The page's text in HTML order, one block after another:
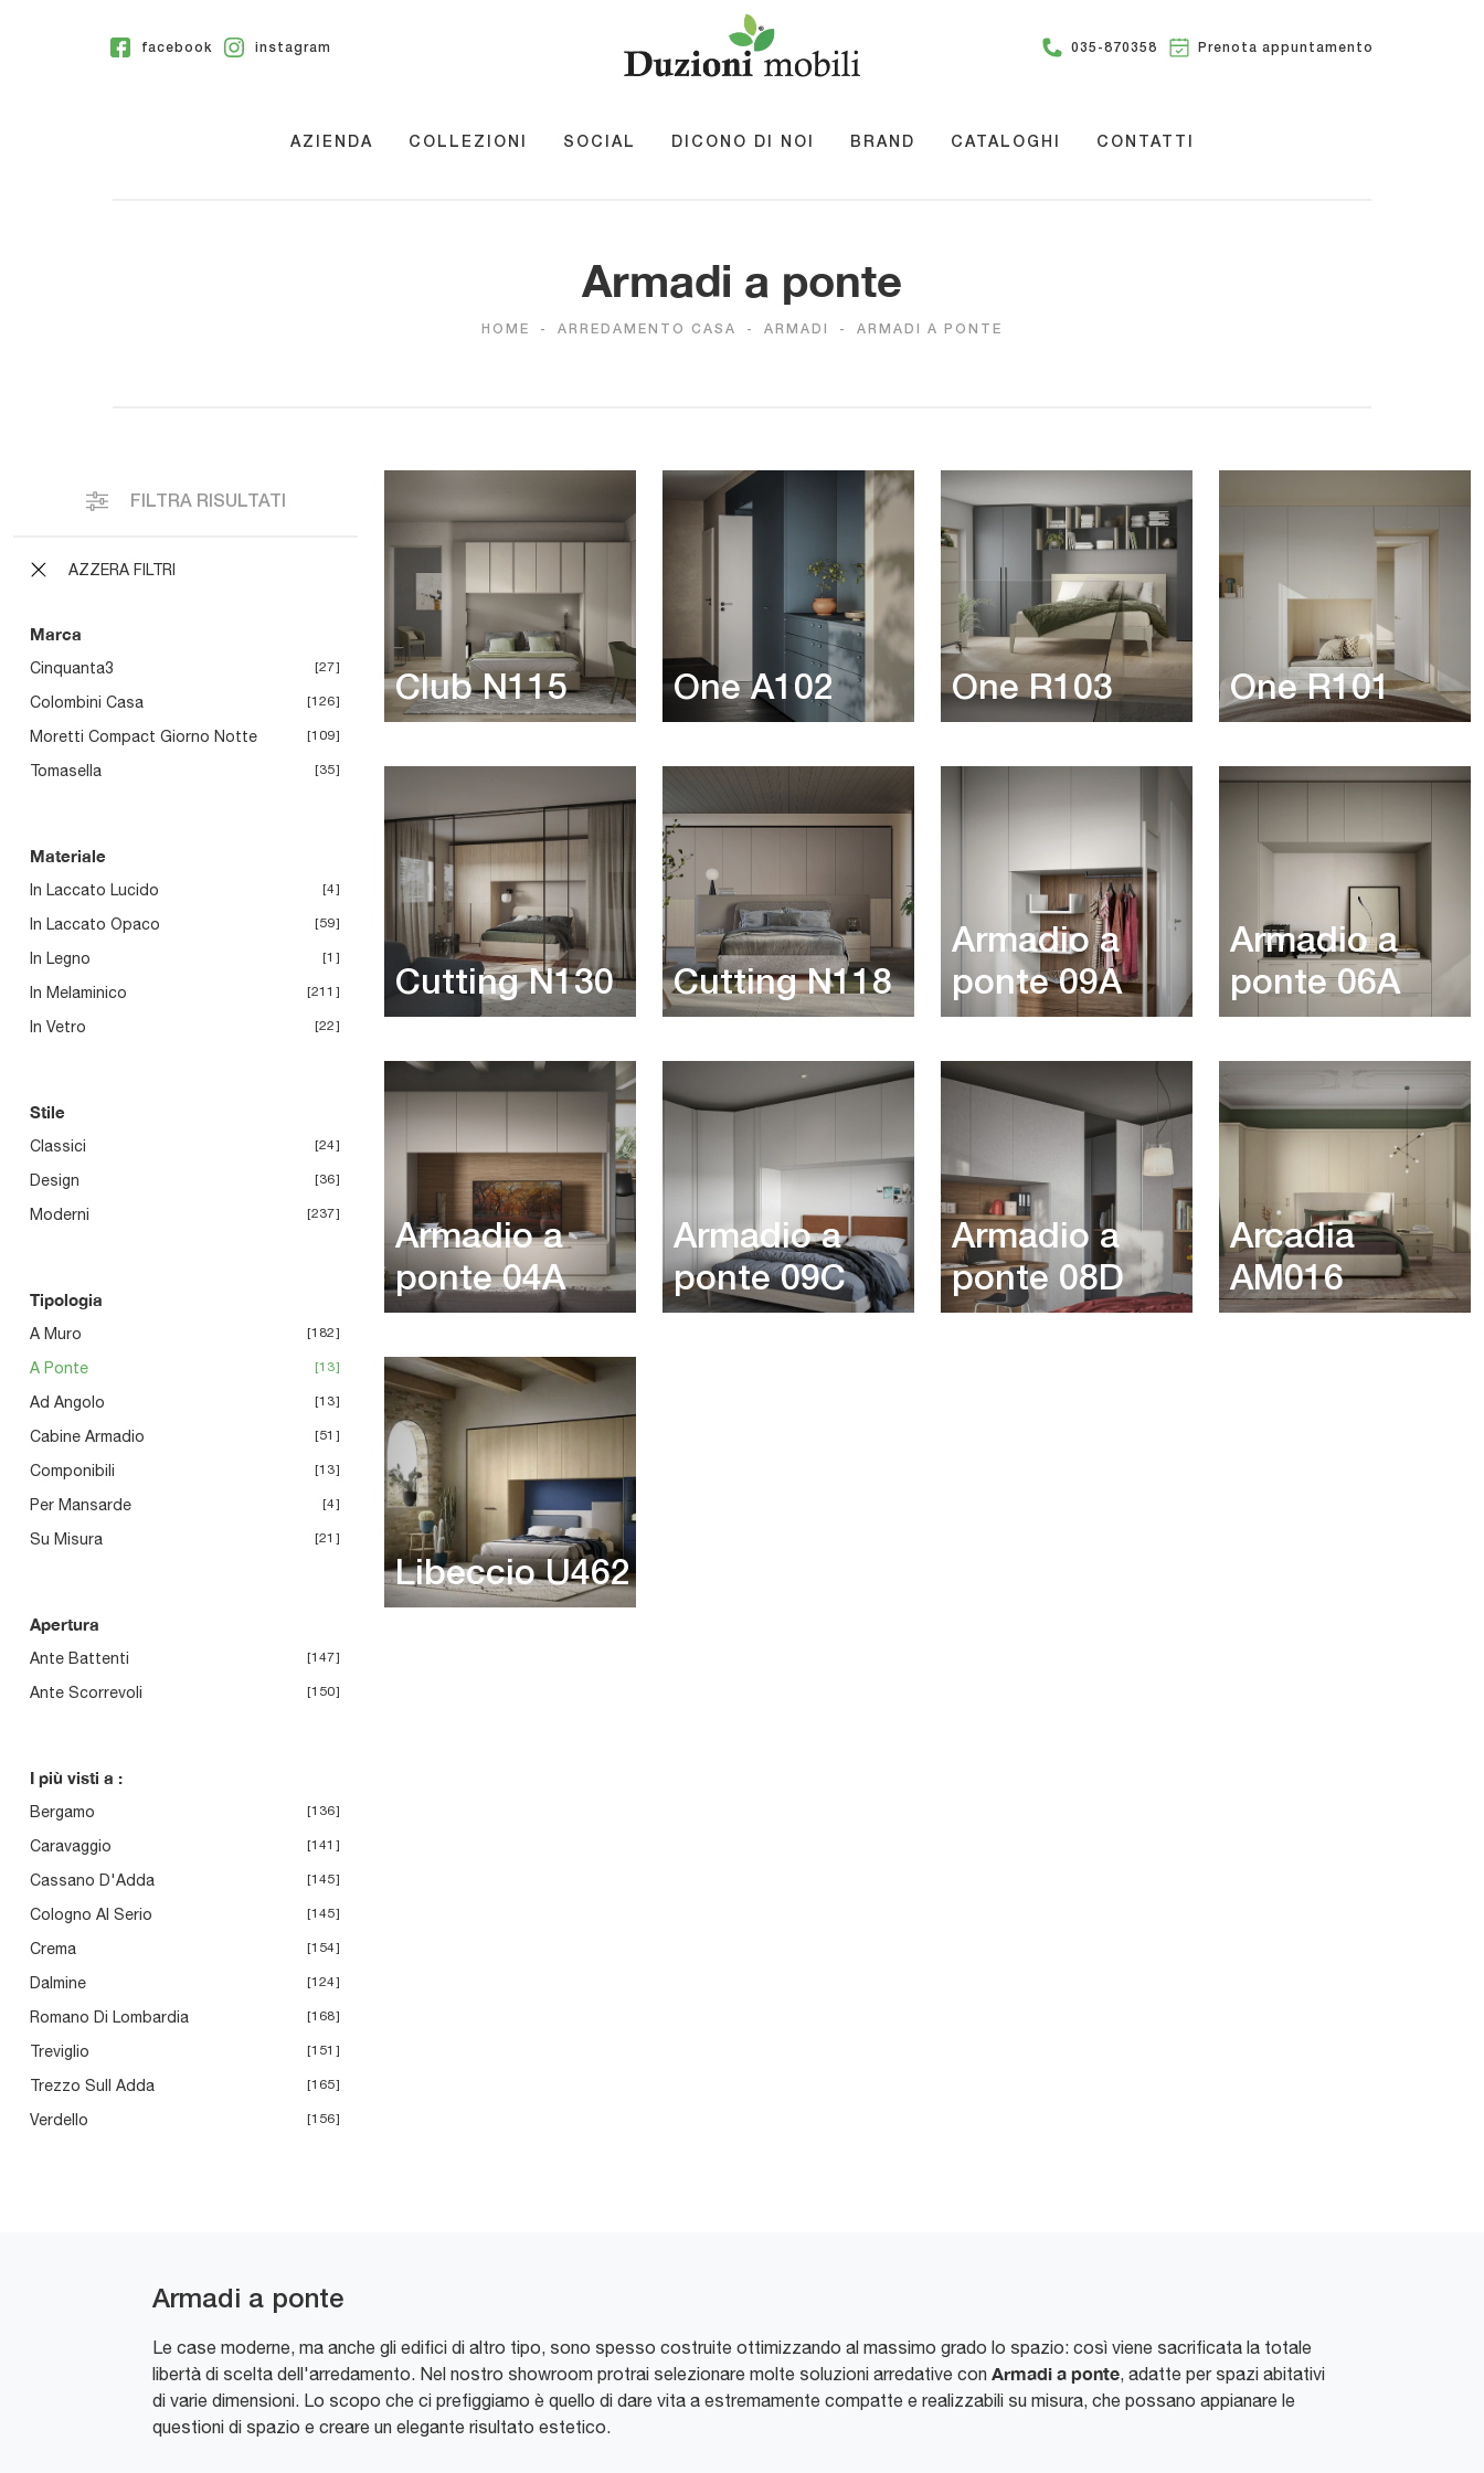
facebook instagram 035-870358 Prenota appuntamento
AZIENDA COLLEZIONI SOCIAL DICONO DI NOI BRAND CATALOGHI CONTATTI
Armadi a ponte
HOME - ARREDAMENTO CASA - ARMADI - ARMADI A PONTE
FILTRA RISULTATI
AZZERA FILTRI
Marca
Cinquanta3 27
Colombini Casa 126
Moretti Compact Giorno Notte 109
Tomasella 35
Materiale
In Laccato Lucido 4
In Laccato Opaco 59
In Legno 1
In Melaminico 211
In Vetro 22
Stile
Classici 24
Design 36
Moderni 237
Tipologia
A Muro 182
A Ponte 13
Ad Angolo 13
Cabine Armadio 51
Componibili 13
Per Mansarde 4
Su Misura 21
Apertura
Ante Battenti 147
Ante Scorrevoli 150
I più visti a :
Bergamo 136
Caravaggio 141
Cassano D'Adda 145
Cologno Al Serio 145
Crema 154
Dalmine 124
Romano Di Lombardia 168
Treviglio 151
Trezzo Sull Adda 165
Verdello 156
Club N115 One A102 One R103 One R101
Cutting N130 Cutting N118
Armadio a
ponte 09A
Armadio a
ponte 06A
Armadio a
ponte 04A
Armadio a
ponte 09C
Armadio a
ponte 08D
Arcadia
AM016
Libeccio U462
Armadi a ponte
Le case moderne, ma anche gli edifici di altro tipo, sono spesso costruite ottimizzando al massimo grado lo spazio: così viene sacrificata la totale
libertà di scelta dell'arredamento. Nel nostro showroom protrai selezionare molte soluzioni arredative con Armadi a ponte, adatte per spazi abitativi
di varie dimensioni. Lo scopo che ci prefiggiamo è quello di dare vita a estremamente compatte e realizzabili su misura, che possano appianare le
questioni di spazio e creare un elegante risultato estetico.